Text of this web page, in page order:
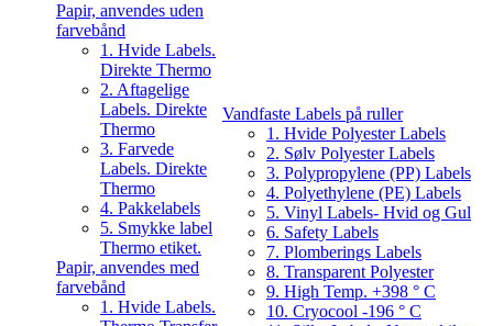
Papir, anvendes uden
farvebånd
1. Hvide Labels.
Direkte Thermo
2. Aftagelige
Labels. Direkte
Thermo
3. Farvede
Labels. Direkte
Thermo
4. Pakkelabels
5. Smykke label
Thermo etiket.
Papir, anvendes med
farvebånd
1. Hvide Labels.
Vandfaste Labels på ruller
1. Hvide Polyester Labels
2. Sølv Polyester Labels
3. Polypropylene (PP) Labels
4. Polyethylene (PE) Labels
5. Vinyl Labels- Hvid og Gul
6. Safety Labels
7. Plomberings Labels
8. Transparent Polyester
9. High Temp. +398 ° C
10. Cryocool -196 ° C